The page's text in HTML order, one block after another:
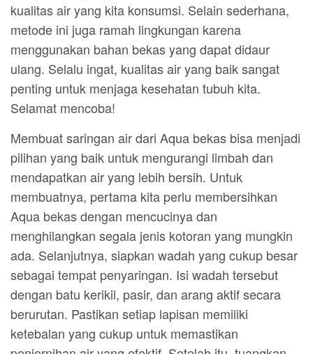
kualitas air yang kita konsumsi. Selain sederhana,
metode ini juga ramah lingkungan karena
menggunakan bahan bekas yang dapat didaur
ulang. Selalu ingat, kualitas air yang baik sangat
penting untuk menjaga kesehatan tubuh kita.
Selamat mencoba!
Membuat saringan air dari Aqua bekas bisa menjadi
pilihan yang baik untuk mengurangi limbah dan
mendapatkan air yang lebih bersih. Untuk
membuatnya, pertama kita perlu membersihkan
Aqua bekas dengan mencucinya dan
menghilangkan segala jenis kotoran yang mungkin
ada. Selanjutnya, siapkan wadah yang cukup besar
sebagai tempat penyaringan. Isi wadah tersebut
dengan batu kerikil, pasir, dan arang aktif secara
berurutan. Pastikan setiap lapisan memiliki
ketebalan yang cukup untuk memastikan